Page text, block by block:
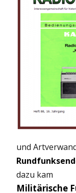
und
dazu kam
Militärische